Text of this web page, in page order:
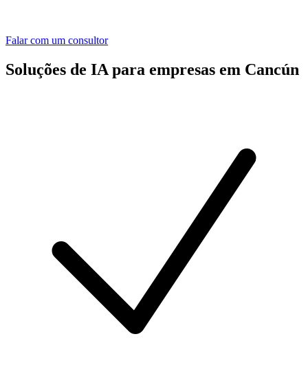
Falar com um consultor
Soluções de IA para empresas em Cancún